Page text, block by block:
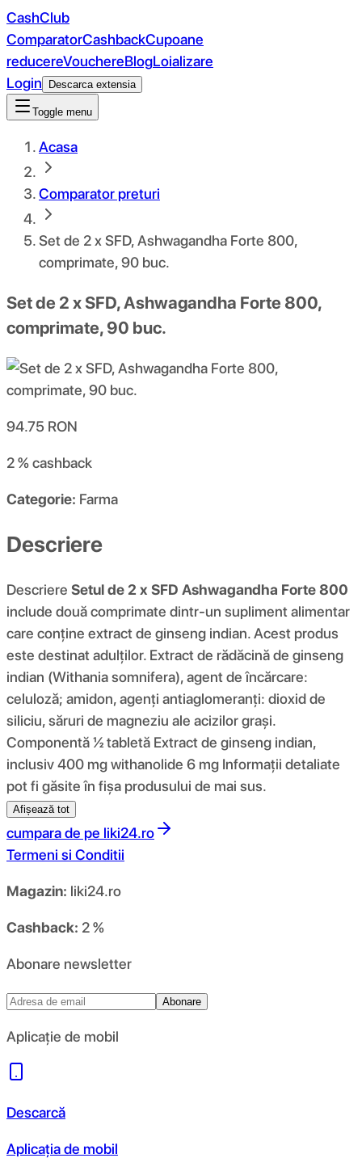
CashClub
ComparatorCashbackCupoane
reducereVouchereBlogLoializare
Login
Descarca extensia
Toggle menu
Acasa
Comparator preturi
Set de 2 x SFD, Ashwagandha Forte 800,
comprimate, 90 buc.
Set de 2 x SFD, Ashwagandha Forte 800,
comprimate, 90 buc.
94.75 RON
2 %cashback
Categorie: Farma
Descriere
Descriere Setul de 2 x SFD Ashwagandha Forte 800
include două comprimate dintr-un supliment alimentar
care conține extract de ginseng indian. Acest produs
este destinat adulților. Extract de rădăcină de ginseng
indian (Withania somnifera), agent de încărcare:
celuloză; amidon, agenți antiaglomeranți: dioxid de
siliciu, săruri de magneziu ale acizilor grași.
Componentă ½ tabletă Extract de ginseng indian,
inclusiv 400 mg withanolide 6 mg Informații detaliate
pot fi găsite în fișa produsului de mai sus.
Afișează tot
cumpara de pe liki24.ro
Termeni si Conditii
Magazin: liki24.ro
Cashback: 2 %
Abonare newsletter
Abonare
Aplicație de mobil
Descarcă
Aplicația de mobil